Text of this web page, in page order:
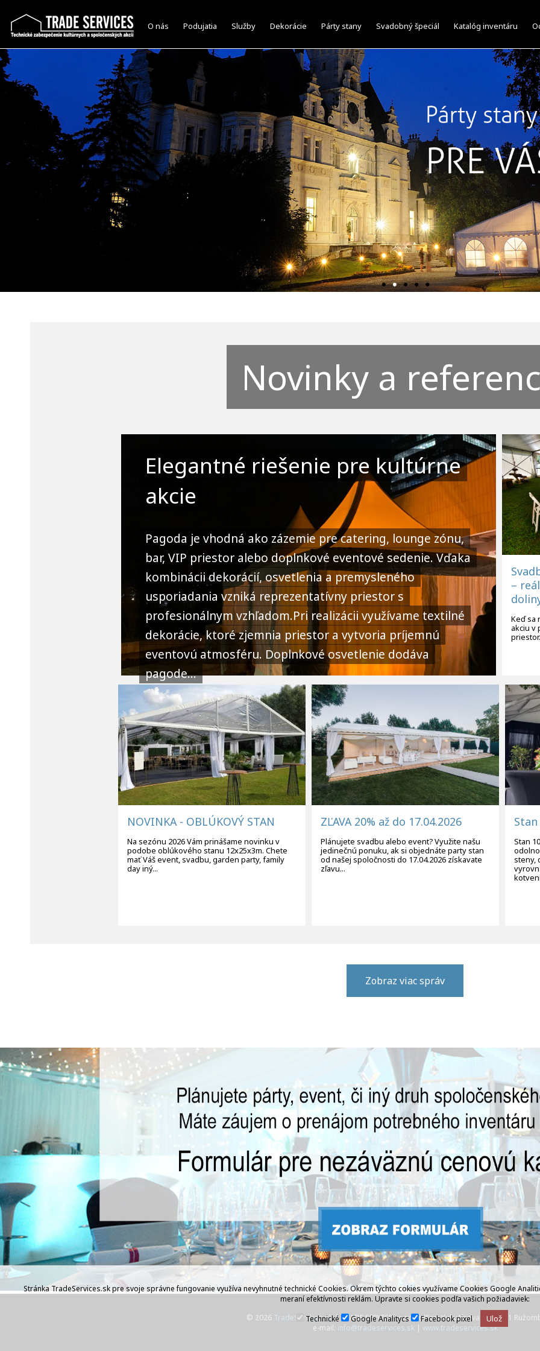
O nás Podujatia Služby Dekorácie Párty stany Svadobný špeciál Katalóg inventáru
Novinky a
Elegantné riešenie pre kultúrne
akcie
Pagoda je vhodná ako zázemie pre catering, lounge zónu,
bar, VIP priestor alebo doplnkové eventové sedenie. Vďaka
kombinácii dekorácií, osvetlenia a premysleného
usporiadania vzniká reprezentatívny priestor s
profesionálnym vzhľadom.Pri realizácii využívame textilné
dekorácie, ktoré zjemnia priestor a vytvoria príjemnú
eventovú atmosféru. Doplnkové osvetlenie dodáva
pagode...
–
Keď sa
akciu v
NOVINKA - OBLÚKOVÝ STAN
Na sezónu 2026 Vám prinášame novinku v
podobe oblúkového stanu 12x25x3m. Chete
mať Váš event, svadbu, garden party, family
day iný...
ZĽAVA 20% až do 17.04.2026
Plánujete svadbu alebo event? Využite našu
jedinečnú ponuku, ak si objednáte party stan
od našej spoločnosti do 17.04.2026 získavate
zľavu...
Stan
steny,
Zobraz viac správ
© 2026 TradeServices.sk| TRADE SERVICES s.r.o., office: Kukučínova 4, 034 01
e-mail: info@tradeservices.sk| www.tradeservices.sk
Stránka TradeServices.sk pre svoje správne fungovanie využíva nevyhnutné technické Cookies. Okrem týchto cokies využívame Cookies Google
meraní efektívnosti reklám. Upravte si cookies podľa vašich požiadaviek:
Technické
Google Analitycs Facebook pixel Ulož